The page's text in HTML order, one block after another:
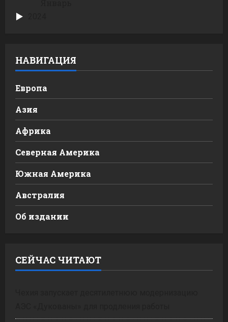
НАВИГАЦИЯ
Европа
Азия
Африка
Северная Америка
Южная Америка
Австралия
Об издании
СЕЙЧАС ЧИТАЮТ